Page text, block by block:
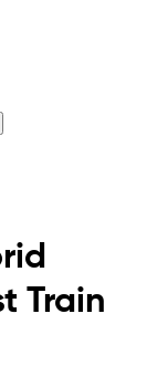
Train